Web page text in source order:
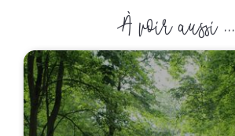
À voir aussi ...